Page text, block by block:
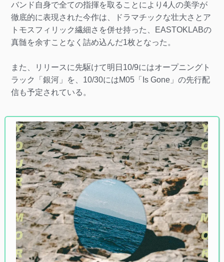
バンド自身で全ての指揮を取ることにより4人の美学が
徹底的に表現された今作は、ドラマチックな壮大さとア
トモスフィリック繊細さを併せ持った、EASTOKLABの
真髄を余すことなく詰め込んだ1枚となった。
また、リリースに先駆けて明日10/9にはオープニングト
ラック「銀河」を、10/30にはM05「Is Gone」の先行配
信も予定されている。